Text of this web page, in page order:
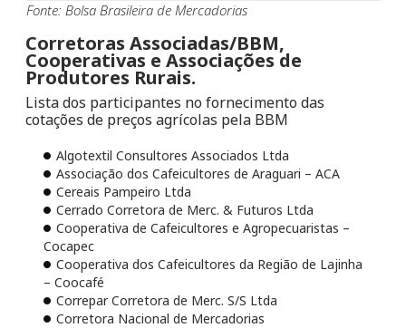
Fonte: Bolsa Brasileira de Mercadorias
Corretoras Associadas/BBM,
Cooperativas e Associações de
Produtores Rurais.
Lista dos participantes no fornecimento das
cotações de preços agrícolas pela BBM
Algotextil Consultores Associados Ltda
Associação dos Cafeicultores de Araguari – ACA
Cereais Pampeiro Ltda
Cerrado Corretora de Merc. & Futuros Ltda
Cooperativa de Cafeicultores e Agropecuaristas –
Cocapec
Cooperativa dos Cafeicultores da Região de Lajinha
– Coocafé
Correpar Corretora de Merc. S/S Ltda
Corretora Nacional de Mercadorias